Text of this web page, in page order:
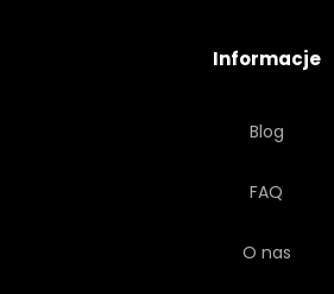
Informacje
Blog
FAQ
O nas